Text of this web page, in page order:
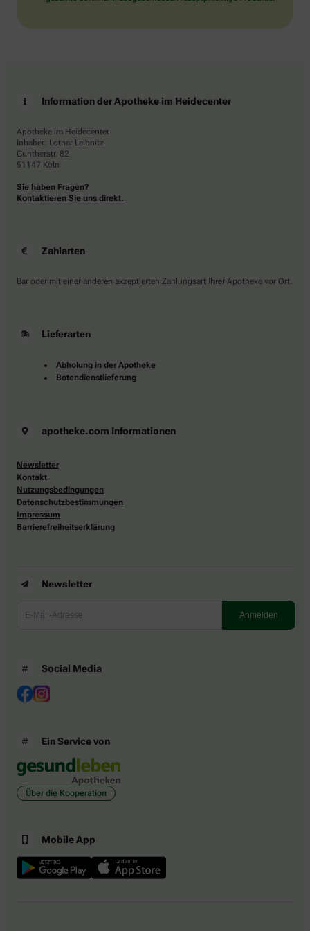
Information der Apotheke im Heidecenter
Apotheke im Heidecenter
Inhaber: Lothar Leibnitz
Guntherstr. 82
51147 Köln
Sie haben Fragen?
Kontaktieren Sie uns direkt.
Zahlarten
Bar oder mit einer anderen akzeptierten Zahlungsart Ihrer Apotheke vor Ort.
Lieferarten
Abholung in der Apotheke
Botendienstlieferung
apotheke.com Informationen
Newsletter
Kontakt
Nutzungsbedingungen
Datenschutzbestimmungen
Impressum
Barrierefreiheitserklärung
Newsletter
Social Media
Ein Service von
Über die Kooperation
Mobile App